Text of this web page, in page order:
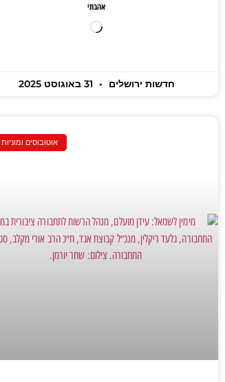
אהבתי
חדשות ירושלים
אוטובוסים ומוניות